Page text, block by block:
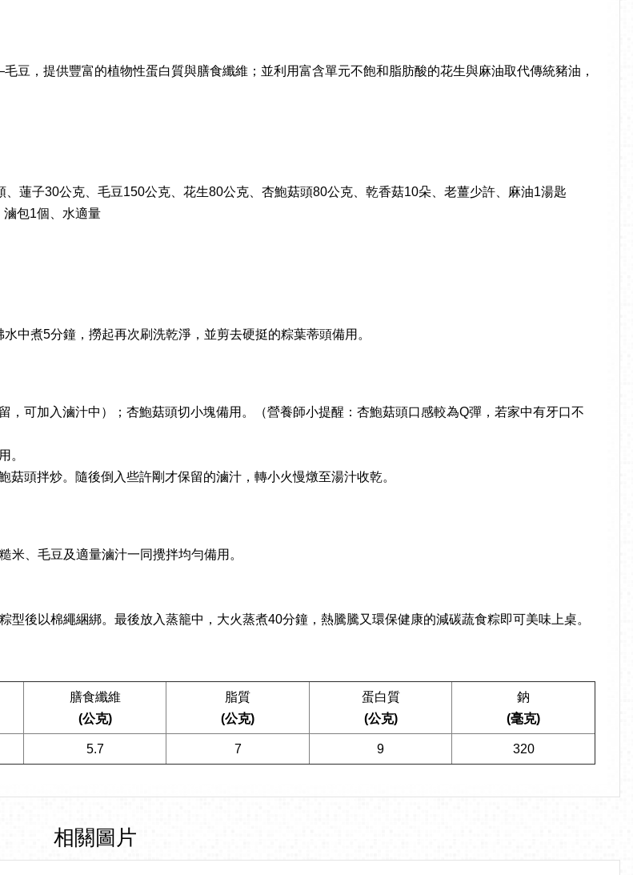
，提供豐富的植物性蛋白質與膳食纖維；並利用富含單元不飽和脂肪酸的花生與麻油取代傳統豬油，
蓮子30公克、毛豆150公克、花生80公克、杏鮑菇頭80公克、乾香菇10朵、老薑少許、麻油1湯匙
包1個、水適量
中煮5分鐘，撈起再次刷洗乾淨，並剪去硬挺的粽葉蒂頭備用。
可加入滷汁中）；杏鮑菇頭切小塊備用。（營養師小提醒：杏鮑菇頭口感較為Q彈，若家中有牙口不
。
頭拌炒。隨後倒入些許剛才保留的滷汁，轉小火慢燉至湯汁收乾。
米、毛豆及適量滷汁一同攪拌均勻備用。
後以棉繩綑綁。最後放入蒸籠中，大火蒸煮40分鐘，熱騰騰又環保健康的減碳蔬食粽即可美味上桌。
膳食纖維
(公克)
脂質
(公克)
蛋白質
(公克)
鈉
(毫克)
5.7 7 9 320
相關圖片